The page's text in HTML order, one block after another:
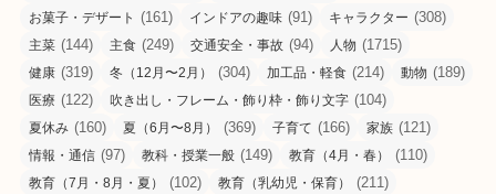
お菓子・デザート (161) インドアの趣味 (91) キャラクター (308)
主菜 (144) 主食 (249) 交通安全・事故 (94) 人物 (1715)
健康 (319) 冬（12月〜2月） (304) 加工品・軽食 (214) 動物 (189)
医療 (122) 吹き出し・フレーム・飾り枠・飾り文字 (104)
夏休み (160) 夏（6月〜8月） (369) 子育て (166) 家族 (121)
情報・通信 (97) 教科・授業一般 (149) 教育（4月・春） (110)
教育（7月・8月・夏） (102) 教育（乳幼児・保育） (211)